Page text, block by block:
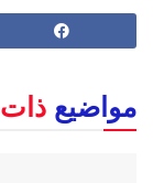
مواضيع